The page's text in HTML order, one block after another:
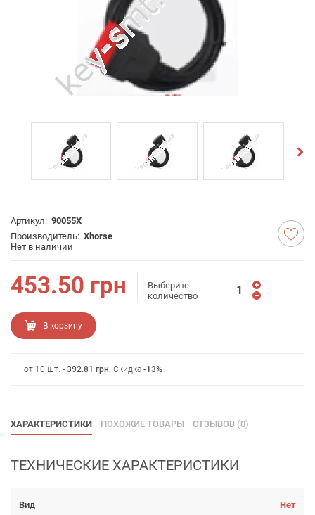
Артикул: 90055X
Производитель: Xhorse
Нет в наличии
453.50 грн
Выберите
количество
В корзину
от 10 шт. - 392.81 грн. Скидка -13%
ХАРАКТЕРИСТИКИ ПОХОЖИЕ ТОВАРЫ ОТЗЫВОВ (0)
ТЕХНИЧЕСКИЕ ХАРАКТЕРИСТИКИ
Вид Нет